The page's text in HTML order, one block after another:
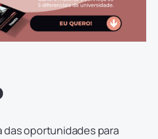
das oportunidades para